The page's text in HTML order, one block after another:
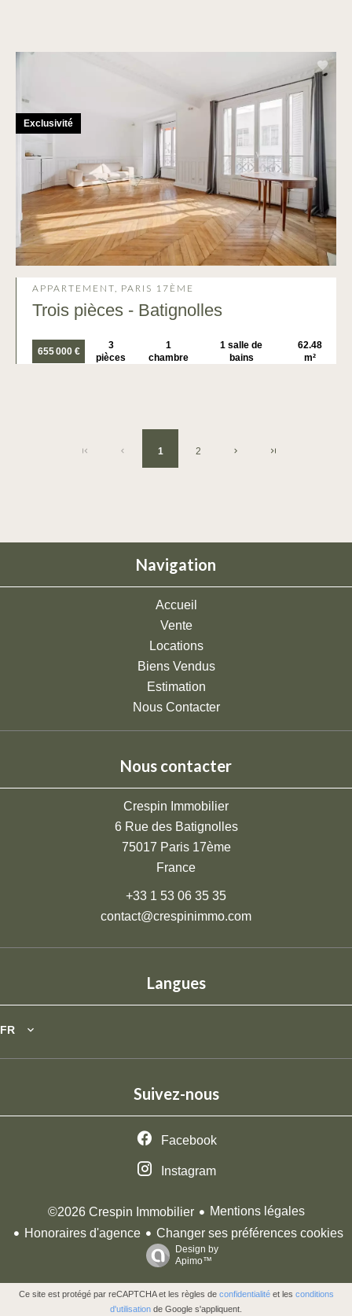
APPARTEMENT, PARIS 17ÈME
Trois pièces - Batignolles
655 000 €
3
pièces
1
chambre
1 salle de
bains
62.48
m²
Exclusivité
1 2
Navigation
Accueil
Vente
Locations
Biens Vendus
Estimation
Nous Contacter
Nous contacter
Crespin Immobilier
6 Rue des Batignolles
75017 Paris 17ème
France
+33 1 53 06 35 35
contact@crespinimmo.com
Langues
FR
Suivez-nous
Facebook
Instagram
©2026 Crespin Immobilier
Mentions légales
Honoraires d'agence
Changer ses préférences cookies
Design by
Apimo™
Ce site est protégé par reCAPTCHA et les règles de confidentialitéet les conditions
d'utilisation de Google s'appliquent.